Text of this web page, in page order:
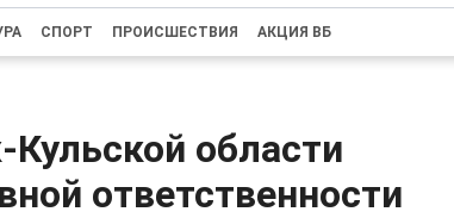
СПОРТ ПРОИСШЕСТВИЯ АКЦИЯ ВБ
области
ответственности